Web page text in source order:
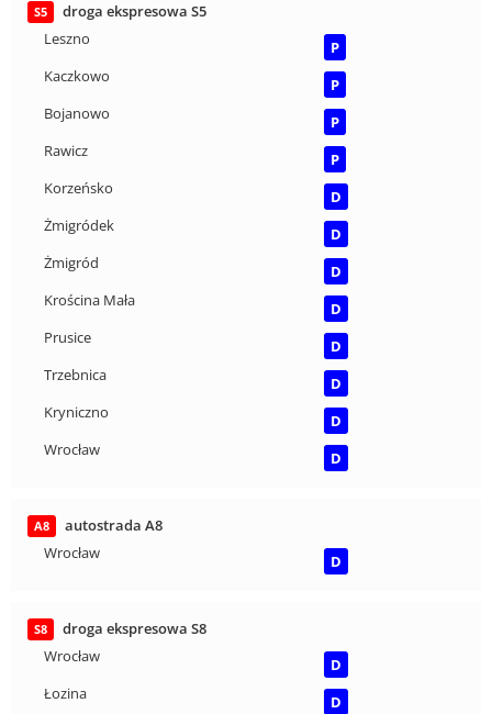
S5
droga ekspresowa S5
Leszno
P
Kaczkowo
P
Bojanowo
P
Rawicz
P
Korzeńsko
D
Żmigródek
D
Żmigród
D
Krościna Mała
D
Prusice
D
Trzebnica
D
Kryniczno
D
Wrocław
D
A8
autostrada A8
Wrocław
D
S8
droga ekspresowa S8
Wrocław
D
Łozina
D